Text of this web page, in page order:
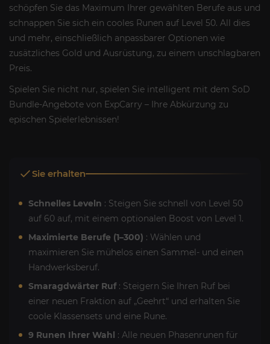
schöpfen Sie das Maximum Ihrer gewählten Berufe aus und
schnappen Sie sich ein cooles Runen auf Level 50. All dies
und mehr, einschließlich anpassbarer Optionen wie
zusätzliches Gold und Ausrüstung, zu einem unschlagbaren
Preis.
Spielen Sie nicht nur, spielen Sie intelligent mit dem SoD
Bundle-Angebote von ExpCarry – Ihre Abkürzung zu
epischen Spielerlebnissen!
Sie erhalten
Schnelles Leveln : Steigen Sie schnell von Level 50
auf 60 auf, mit einem optionalen Boost von Level 1.
Maximierte Berufe (1–300) : Wählen und
maximieren Sie mühelos einen Sammel- und einen
Handwerksberuf.
Smaragdwärter Ruf: Steigern Sie Ihren Ruf bei
einer neuen Fraktion auf „Geehrt“ und erhalten Sie
coole Klassensets und eine Rune.
9 Runen Ihrer Wahl : Alle neuen Phasenrunen für